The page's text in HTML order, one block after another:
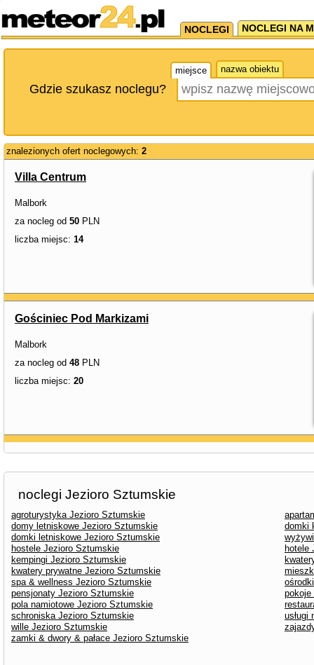
NOCLEGI NOCLEGI NA
miejsce nazwa obiektu
Gdzie szukasz noclegu?
znalezionych ofert noclegowych: 2
Villa Centrum
Malbork
za nocleg od 50 PLN
liczba miejsc: 14
Gościniec Pod Markizami
Malbork
za nocleg od 48 PLN
liczba miejsc: 20
noclegi Jezioro Sztumskie
agroturystyka Jezioro Sztumskie
domy letniskowe Jezioro Sztumskie
domki
domki letniskowe Jezioro Sztumskie
hostele Jezioro Sztumskie
hotele
kempingi Jezioro Sztumskie
kwatery prywatne Jezioro Sztumskie
spa & wellness Jezioro Sztumskie
pensjonaty Jezioro Sztumskie
pokoje
pola namiotowe Jezioro Sztumskie
schroniska Jezioro Sztumskie
usługi
wille Jezioro Sztumskie
zamki & dwory & pałace Jezioro Sztumskie